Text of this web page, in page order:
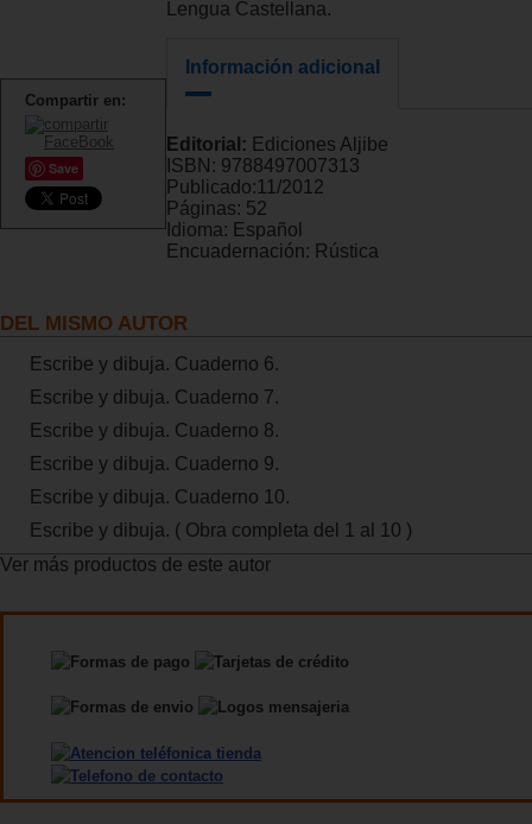
Compartir en:
Save
Lengua Castellana.
Información adicional
Editorial: Ediciones Aljibe
ISBN: 9788497007313
Publicado:11/2012
Páginas: 52
Idioma: Español
Encuadernación: Rústica
DEL MISMO AUTOR
Escribe y dibuja. Cuaderno 6.
Escribe y dibuja. Cuaderno 7.
Escribe y dibuja. Cuaderno 8.
Escribe y dibuja. Cuaderno 9.
Escribe y dibuja. Cuaderno 10.
Escribe y dibuja. ( Obra completa del 1 al 10 )
Ver más productos de este autor